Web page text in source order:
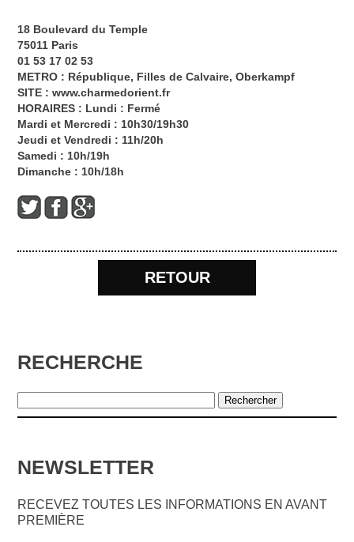
18 Boulevard du Temple
75011 Paris
01 53 17 02 53
METRO : République, Filles de Calvaire, Oberkampf
SITE :www.charmedorient.fr
HORAIRES : Lundi : Fermé
Mardi et Mercredi : 10h30/19h30
Jeudi et Vendredi : 11h/20h
Samedi : 10h/19h
Dimanche : 10h/18h
RETOUR
RECHERCHE
NEWSLETTER
RECEVEZ TOUTES LES INFORMATIONS EN AVANT
PREMIÈRE